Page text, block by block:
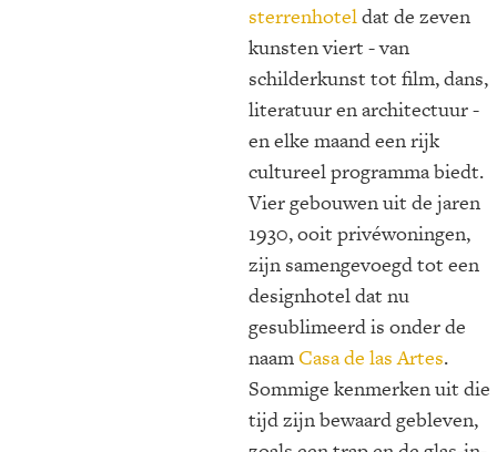
sterrenhoteldat de zeven
kunsten viert - van
schilderkunst tot film, dans,
literatuur en architectuur -
en elke maand een rijk
cultureel programma biedt.
Vier gebouwen uit de jaren
1930, ooit privéwoningen,
zijn samengevoegd tot een
designhotel dat nu
gesublimeerd is onder de
naamCasa de las Artes.
Sommige kenmerken uit die
tijd zijn bewaard gebleven,